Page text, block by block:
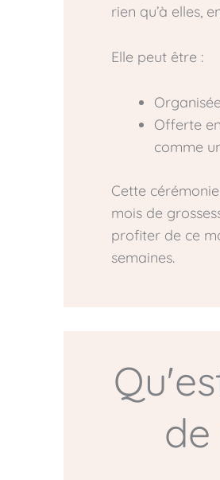
rien qu’à elles,
Elle peut être :
Offerte
comme
Cette
mois de
profiter de ce
semaines.